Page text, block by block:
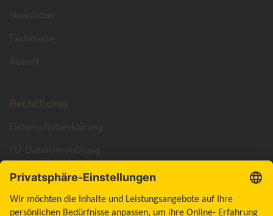
Newsletter
Fachkreise
Abbott
Rechtliches
Datenschutzerklärung
EU-Datenverordnung
Cookie-Richtlinie
Cookie-Einstellungen